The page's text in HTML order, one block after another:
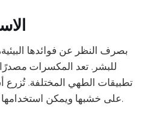
بصرف النظر عن فوائدها
للبشر. تعد المكسرات
تطبيقات الطهي المختلفة. تُزرع
على خشبها ويمكن استخدامها في أعمال النجارة والوقود.